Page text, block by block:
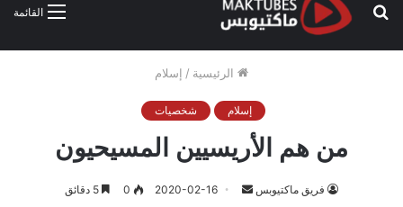
القائمة
بحث
الرئيسية / إسلام
إسلام شخصيات
من هم الأريسيين المسيحيون
فريق ماكتيوبس
أرسل 2020-02-16
0